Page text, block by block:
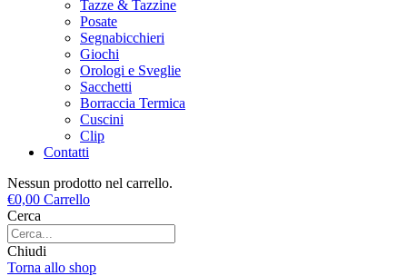
Tazze & Tazzine
Posate
Segnabicchieri
Giochi
Orologi e Sveglie
Sacchetti
Borraccia Termica
Cuscini
Clip
Contatti
Nessun prodotto nel carrello.
€0,00 Carrello
Cerca
Chiudi
Torna allo shop